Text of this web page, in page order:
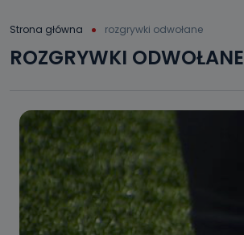
Strona główna rozgrywki odwołane
ROZGRYWKI ODWOŁANE